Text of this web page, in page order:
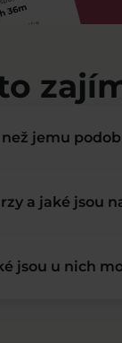
než jemu
a jaké jsou
jsou u nich